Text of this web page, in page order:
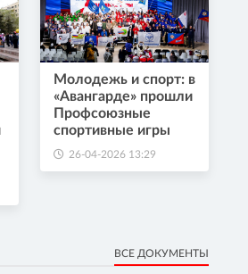
Молодежь и спорт: в
«Авангарде» прошли
Профсоюзные
спортивные игры
26-04-2026 13:29
ВСЕ ДОКУМЕНТЫ